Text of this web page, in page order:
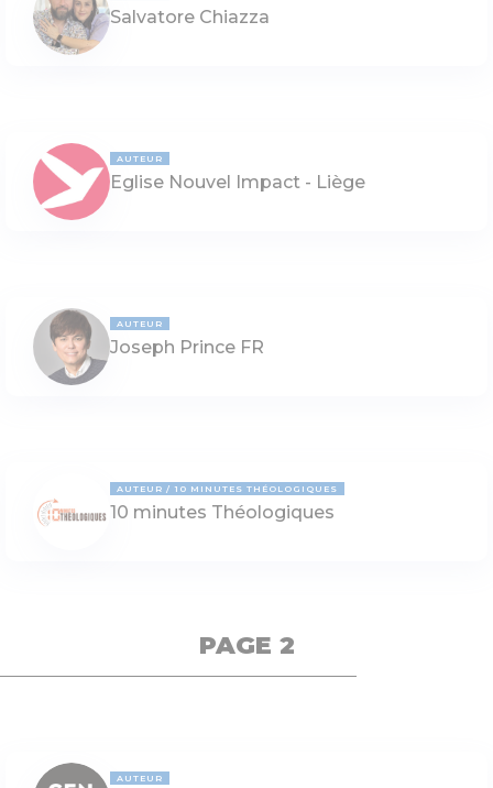
Salvatore Chiazza
AUTEUR
Eglise Nouvel Impact - Liège
AUTEUR
Joseph Prince FR
AUTEUR 10 MINUTES THÉOLOGIQUES
10 minutes Théologiques
PAGE 2
AUTEUR